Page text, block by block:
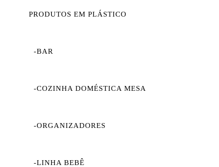
PRODUTOS EM PLÁSTICO
-BAR
-COZINHA DOMÉSTICA MESA
-ORGANIZADORES
-LINHA BEBÊ